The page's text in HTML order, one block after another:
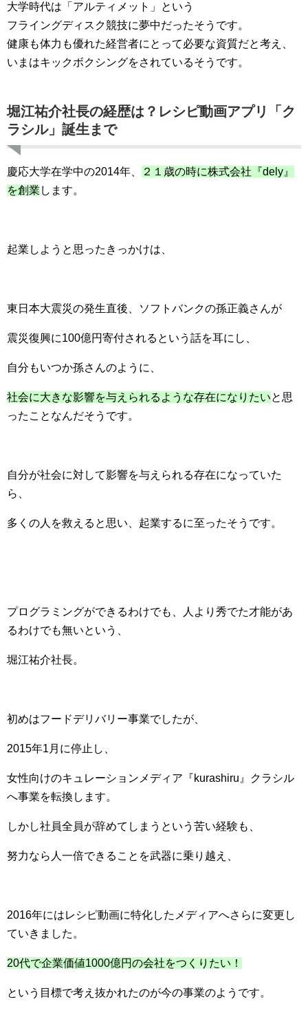
大学時代は「アルティメット」という
フライングディスク競技に夢中だったそうです。
健康も体力も優れた経営者にとって必要な資質だと考え、
いまはキックボクシングをされているそうです。
堀江祐介社長の経歴は？レシピ動画アプリ「ク
ラシル」誕生まで
慶応大学在学中の2014年、
２１歳の時に株式会社『dely』
を創業 します。
起業しようと思ったきっかけは、
東日本大震災の発生直後、ソフトバンクの孫正義さんが
震災復興に100億円寄付されるという話を耳にし、
自分もいつか孫さんのように、
社会に大きな影響を与えられるような存在になりたいと思
ったことなんだそうです。
自分が社会に対して影響を与えられる存在になっていた
ら、
多くの人を救えると思い、起業するに至ったそうです。
プログラミングができるわけでも、人より秀でた才能があ
るわけでも無いという、
堀江祐介社長。
初めはフードデリバリー事業でしたが、
2015年1月に停止し、
女性向けのキュレーションメディア『kurashiru』クラシル
へ事業を転換します。
しかし社員全員が辞めてしまうという苦い経験も、
努力なら人一倍できることを武器に乗り越え、
2016年にはレシピ動画に特化したメディアへさらに変更し
ていきました。
20代で企業価値1000億円の会社をつくりたい！
という目標で考え抜かれたのが今の事業のようです。